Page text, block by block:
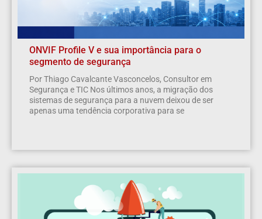
ONVIF Profile V e sua importância para o
segmento de segurança
Por Thiago Cavalcante Vasconcelos, Consultor em
Segurança e TIC Nos últimos anos, a migração dos
sistemas de segurança para a nuvem deixou de ser
apenas uma tendência corporativa para se